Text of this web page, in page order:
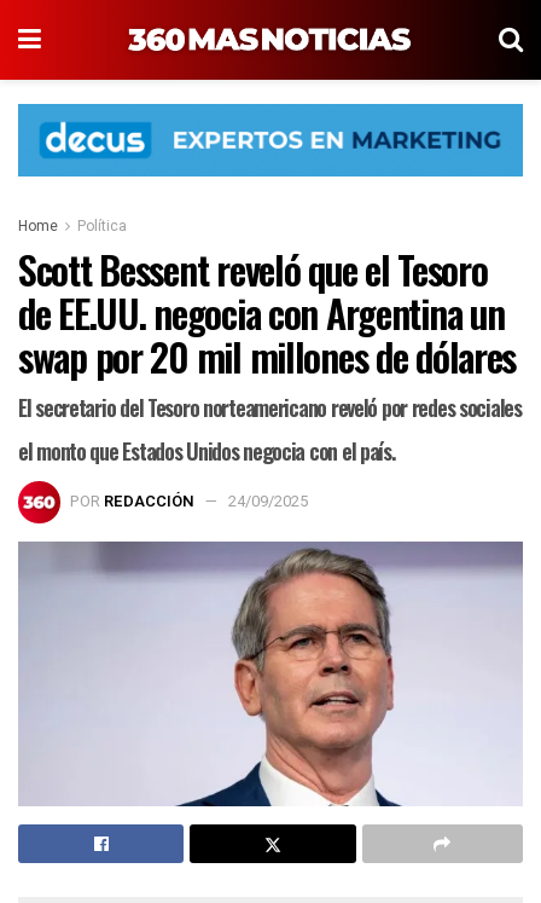
Home Política
Scott Bessent reveló que el Tesoro
de EE.UU. negocia con Argentina un
swap por 20 mil millones de dólares
El secretario del Tesoro norteamericano reveló por redes sociales
el monto que Estados Unidos negocia con el país.
POR REDACCIÓN 24/09/2025